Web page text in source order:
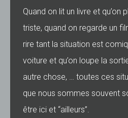
Quand on lit un livre et qu’on
triste, quand on regarde un
rire tant la situation est
voiture et qu’on loupe la
autre chose, … toutes ces
que nous sommes souvent
être ici et “ailleurs”.